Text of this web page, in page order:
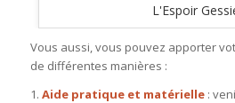
L'Espoir
Vous aussi, vous pouvez apporter
de différentes manières :
1. Aide pratique et matérielle: